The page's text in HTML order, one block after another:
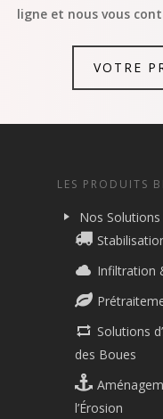
ligne et nous vous
VOTRE
LES PRODUITS
Nos
Infiltration
Solutions
des Boues
l’Érosion